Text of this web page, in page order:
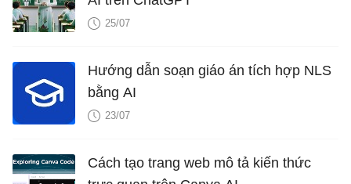
* Có nút:
* Chơi lại
25/07
Hướng dẫn soạn giáo án tích hợp NLS
bằng AI
23/07
Cách tạo trang web mô tả kiến thức